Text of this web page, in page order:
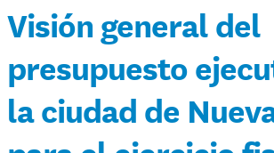
Visión general del
presupuesto
la ciudad de